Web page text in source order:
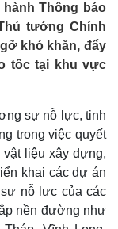
hành Thông báo
tướng Chính
khó khăn, đẩy
tốc tại khu vực
sự nỗ lực, tinh
trong việc quyết
vật liệu xây dựng,
khai các dự án
nỗ lực của các
nền đường như